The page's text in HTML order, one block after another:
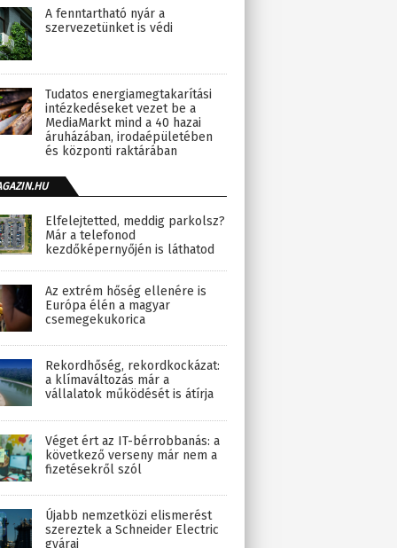
A fenntartható nyár a
szervezetünket is védi
Tudatos energiamegtakarítási
intézkedéseket vezet be a
MediaMarkt mind a 40 hazai
áruházában, irodaépületében
és központi raktárában
Elfelejtetted, meddig parkolsz?
Már a telefonod
kezdőképernyőjén is láthatod
Az extrém hőség ellenére is
Európa élén a magyar
csemegekukorica
Rekordhőség, rekordkockázat:
a klímaváltozás már a
vállalatok működését is átírja
Véget ért az IT-bérrobbanás: a
következő verseny már nem a
fizetésekről szól
Újabb nemzetközi elismerést
szereztek a Schneider Electric
gyárai